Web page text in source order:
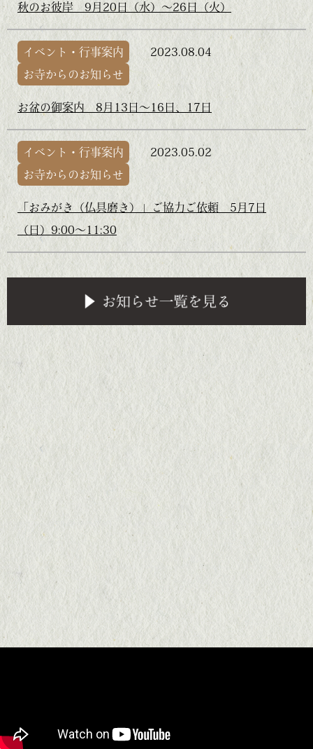
秋のお彼岸 9月20日（水）～26日（火）
イベント・行事案内
お寺からのお知らせ
2023.08.04
お盆の御案内 8月13日～16日、17日
イベント・行事案内
お寺からのお知らせ
2023.05.02
「おみがき（仏具磨き）」ご協力ご依頼 5月7日
（日）9:00～11:30